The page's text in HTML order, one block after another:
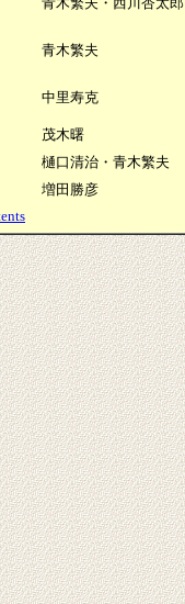
青木繁夫
中里寿克
茂木曙
樋口清治・青木繁夫
増田勝彦